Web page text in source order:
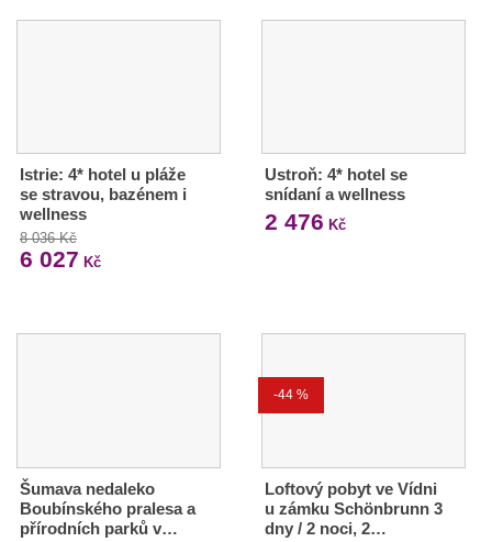
Istrie: 4* hotel u pláže
se stravou, bazénem i
wellness
8 036 Kč
6 027 Kč
Ustroň: 4* hotel se
snídaní a wellness
2 476 Kč
Šumava nedaleko
Boubínského pralesa a
přírodních parků v…
-44 %
Loftový pobyt ve Vídni
u zámku Schönbrunn 3
dny / 2 noci, 2…